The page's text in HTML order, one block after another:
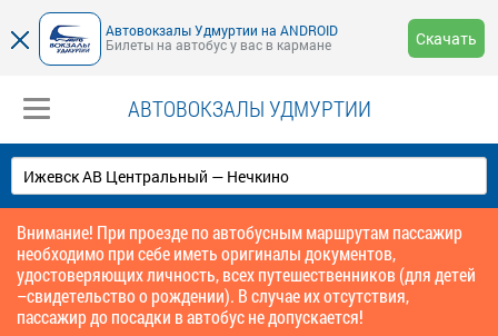
Автовокзалы Удмуртии на ANDROID
Билеты на автобус у вас в кармане
Скачать
АВТОВОКЗАЛЫ УДМУРТИИ
Внимание! При проезде по автобусным маршрутам пассажир
необходимо при себе иметь оригиналы документов,
удостоверяющих личность, всех путешественников (для детей
–свидетельство о рождении). В случае их отсутствия,
пассажир до посадки в автобус не допускается!